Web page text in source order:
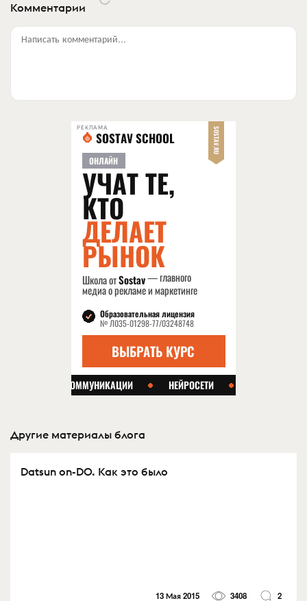
Комментарии
Написать комментарий...
РЕКЛАМА
Другие материалы блога
Datsun on-DO. Как это было
13 Мая 2015 3408 2